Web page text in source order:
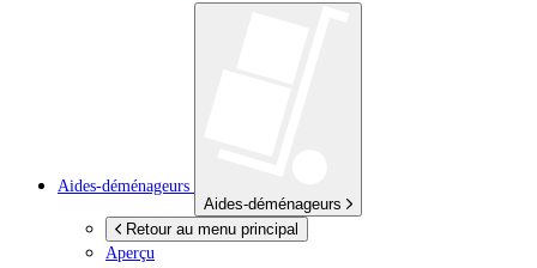
Aides-déménageurs
Aides-déménageurs
Retour au menu principal
Aperçu